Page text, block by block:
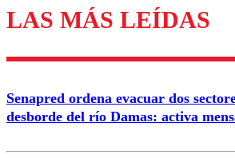
Los comentarios son moderados
diálogo respetuoso.
Correo
LAS MÁS LEÍDAS
Senapred ordena evacuar dos
desborde del río Damas: activa